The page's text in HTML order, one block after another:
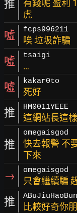
推
有錢呢 盈利
虎
噓 fcps996211
唉 垃圾詐騙
噓 tsaigi
…
噓 kakar0to
死好
推 HM0011YEEE
這網站長這
推
omegaisgod
快去報警 不
下來
→ omegaisgod
只會繼續騙
推 ABuJiuHaoBun
比較好奇你